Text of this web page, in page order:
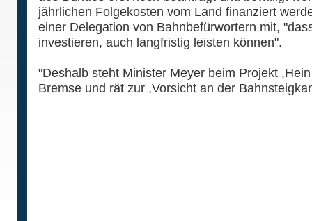
jährlichen Folgekosten vom Land finanziert
einer Delegation von Bahnbefürwortern mit,
investieren, auch langfristig leisten können".
"Deshalb steht Minister Meyer beim Projekt
Bremse und rät zur ,Vorsicht an der